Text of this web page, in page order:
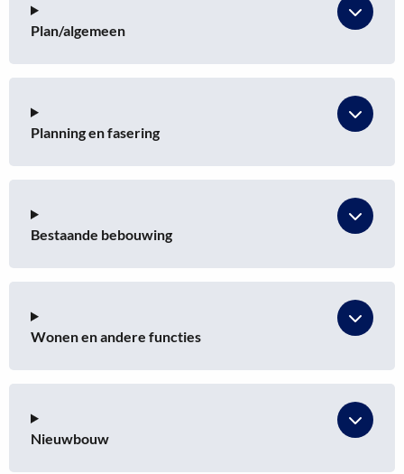
Plan/algemeen
Planning en fasering
Bestaande bebouwing
Wonen en andere functies
Nieuwbouw